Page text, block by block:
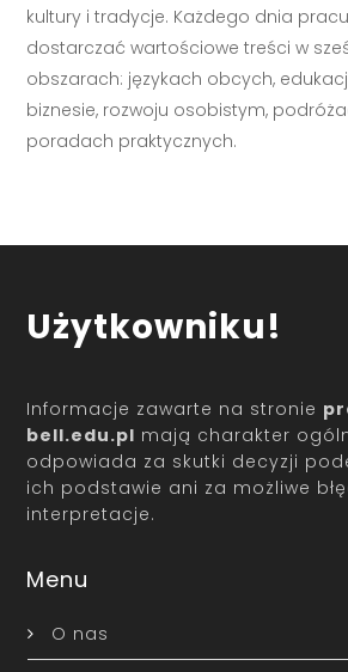
kultury i tradycje. Każdego dnia
dostarczać wartościowe treści w
obszarach: językach obcych,
biznesie, rozwoju osobistym,
poradach praktycznych.
Użytkowniku!
Informacje zawarte na stronie
bell.edu.pl mają charakter
odpowiada za skutki decyzji
ich podstawie ani za możliwe
interpretacje.
Menu
O nas